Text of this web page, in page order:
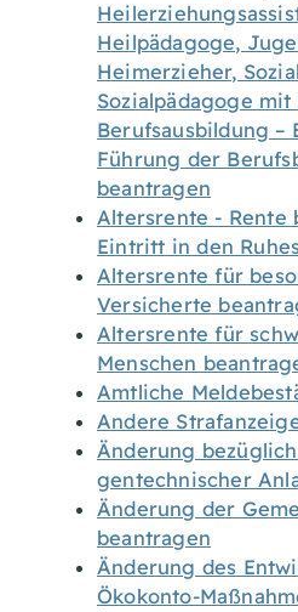
Heilpädagoge,
Heimerzieher,
Sozialpädagoge
Berufsausbildung –
Führung der
beantragen
Altersrente - Rente
Eintritt in den
Altersrente für
Versicherte
Altersrente für
Menschen
Amtliche
Andere
Änderung
gentechnischer
Änderung der
beantragen
Änderung des
Ökokonto-